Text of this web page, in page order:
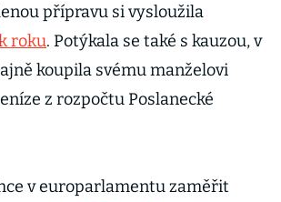
přípravu si vysloužila
roku. Potýkala se také s kauzou, v
koupila svému manželovi
z rozpočtu Poslanecké
v europarlamentu zaměřit